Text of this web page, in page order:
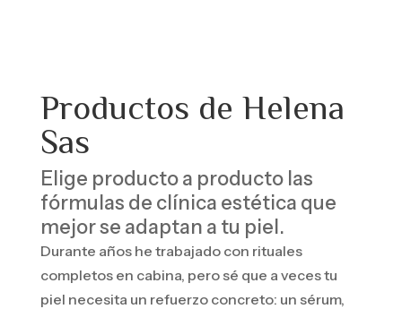
Productos de Helena
Sas
Elige producto a producto las
fórmulas de clínica estética que
mejor se adaptan a tu piel.
Durante años he trabajado con rituales
completos en cabina, pero sé que a veces tu
piel necesita un refuerzo concreto: un sérum,